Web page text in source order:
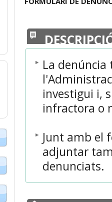
La
investigui i,
infractora o
Junt amb el
adjuntar
denunciats.